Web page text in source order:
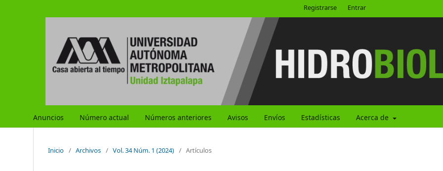
Anuncios Número actual Números anteriores Avisos Envíos Estadísticas Acerca de
Registrarse Entrar
Inicio / Archivos / Vol. 34 Núm. 1 (2024) / Artículos